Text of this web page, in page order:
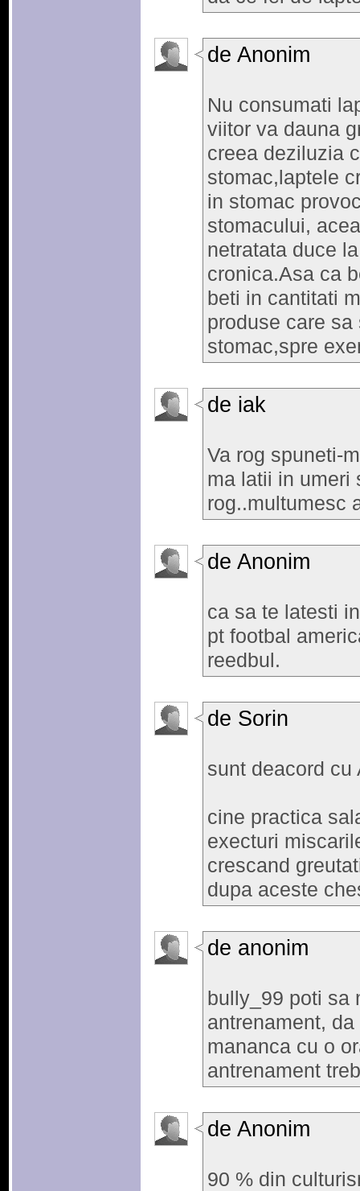
de Anonim
Nu consumati
viitor va dauna
creea deziluzia
stomac,laptele
in stomac
stomacului,
netratata duce
cronica.Asa ca
beti in cantitati
produse care
stomac,spre
de iak
Va rog spuneti-
ma latii in umeri
rog..multumesc
de Anonim
ca sa te latesti
pt footbal
reedbul.
de Sorin
sunt deacord
cine practica
execturi
crescand
dupa aceste
de anonim
bully_99 poti sa
antrenament,
mananca cu o
antrenament
de Anonim
90 % din